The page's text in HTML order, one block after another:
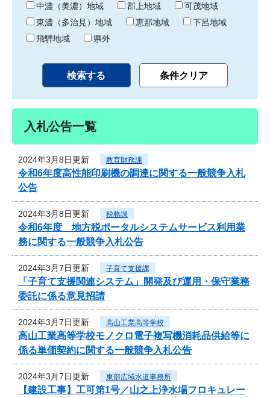
中濃（美濃）地域
郡上地域
可茂地域
東濃（多治見）地域
恵那地域
下呂地域
飛騨地域
県外
入札公告一覧
2024年3月8日更新 教育財務課
令和6年度高性能印刷機の調達に関する一般競争入札
公告
2024年3月8日更新 税務課
令和6年度 地方税ポータルシステムサービス利用業
務に関する一般競争入札公告
2024年3月7日更新 子育て支援課
「子育て支援関連システム」開発及び運用・保守業務
委託に係る意見招請
2024年3月7日更新 高山工業高等学校
高山工業高等学校モノクロ電子複写機消耗品供給等に
係る単価契約に関する一般競争入札公告
2024年3月7日更新 東部広域水道事務所
【建設工事】工可第1号／山之上浄水場フロキュレー